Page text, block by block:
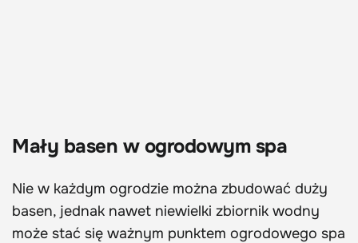
Mały basen w ogrodowym spa
Nie w każdym ogrodzie można zbudować duży
basen, jednak nawet niewielki zbiornik wodny
może stać się ważnym punktem ogrodowego spa